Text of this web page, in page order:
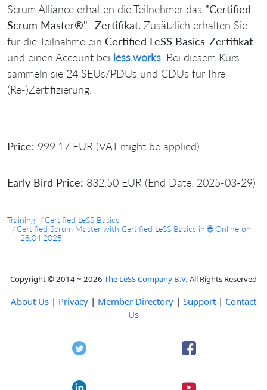
Scrum Alliance erhalten die Teilnehmer das "Certified
Scrum Master®" -Zertifikat. Zusätzlich erhalten Sie
für die Teilnahme ein Certified LeSS Basics-Zertifikat
und einen Account bei less.works . Bei diesem Kurs
sammeln sie 24 SEUs/PDUs und CDUs für Ihre
(Re-)Zertifizierung.
Price: 999,17 EUR (VAT might be applied)
Early Bird Price: 832,50 EUR (End Date: 2025-03-29)
Training
Certified LeSS Basics
Certified Scrum Master with Certified LeSS Basics in 🌐 Online on
28.04.2025
Copyright © 2014 ~ 2026 The LeSS Company B.V. All Rights Reserved
About Us | Privacy | Member Directory | Support | Contact
Us